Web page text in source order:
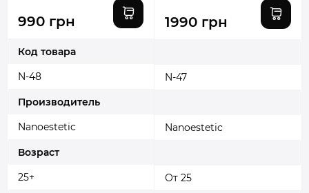
990 грн
Код товара
N-48
Производитель
Nanoestetic
Возраст
25+
1990 грн
N-47
Nanoestetic
От 25